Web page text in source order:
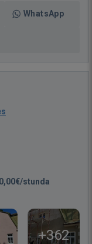
WhatsApp
stunda
+362